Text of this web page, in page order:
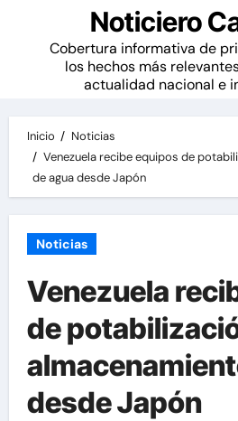
Noticiero
Cobertura informativa de
los hechos más
actualidad nacional e
Inicio
Noticias
Venezuela recibe equipos de
de agua desde Japón
Noticias
Venezuela
de
desde Japón